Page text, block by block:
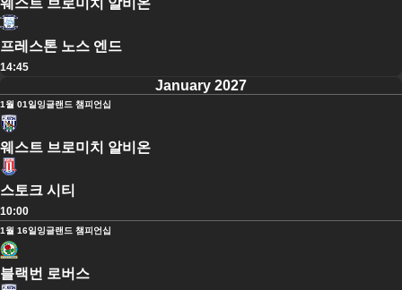
웨스트 브로미치 알비온
프레스톤 노스 엔드
14:45
January 2027
1월 01일잉글랜드 챔피언십
웨스트 브로미치 알비온
스토크 시티
10:00
1월 16일잉글랜드 챔피언십
블랙번 로버스